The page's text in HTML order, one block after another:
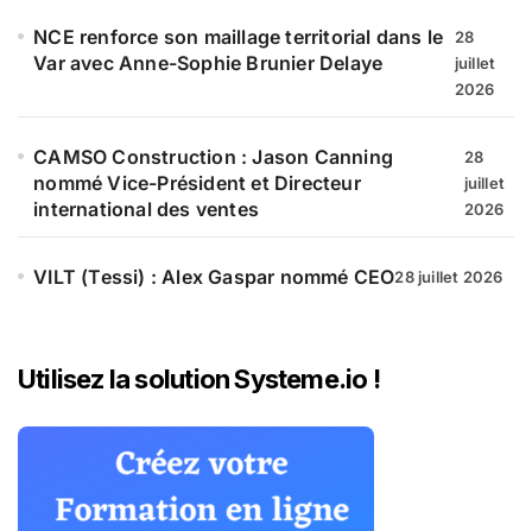
NCE renforce son maillage territorial dans le
Var avec Anne-Sophie Brunier Delaye
28
juillet
2026
CAMSO Construction : Jason Canning
nommé Vice-Président et Directeur
international des ventes
28
juillet
2026
VILT (Tessi) : Alex Gaspar nommé CEO28 juillet 2026
Utilisez la solution Systeme.io !